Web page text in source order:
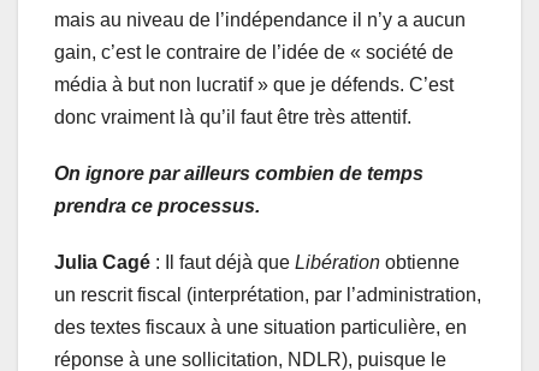
mais au niveau de l’indépendance il n’y a aucun
gain, c’est le contraire de l’idée de « société de
média à but non lucratif » que je défends. C’est
donc vraiment là qu’il faut être très attentif.
On ignore par ailleurs combien de temps
prendra ce processus.
Julia Cagé : Il faut déjà que Libération obtienne
un rescrit fiscal (interprétation, par l’administration,
des textes fiscaux à une situation particulière, en
réponse à une sollicitation, NDLR), puisque le